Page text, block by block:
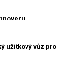
užitkový vůz pro